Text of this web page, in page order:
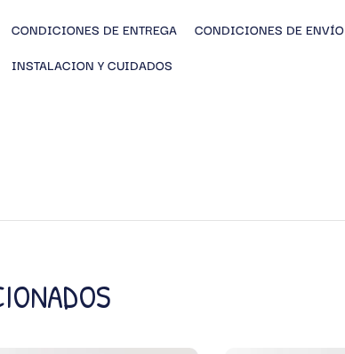
CONDICIONES DE ENTREGA
CONDICIONES DE ENVÍO
INSTALACION Y CUIDADOS